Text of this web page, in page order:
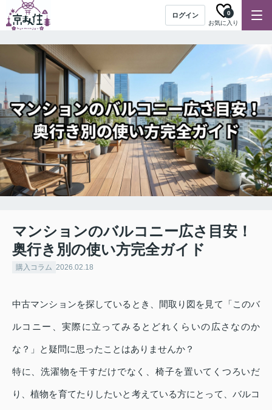
ログイン
お気に入り
0
マンションのバルコニー広さ目安！
奥行き別の使い方完全ガイド
購入コラム 2026.02.18
中古マンションを探しているとき、間取り図を見て「このバ
ルコニー、実際に立ってみるとどれくらいの広さなのか
な？」と疑問に思ったことはありませんか？
特に、洗濯物を干すだけでなく、椅子を置いてくつろいだ
り、植物を育てたりしたいと考えている方にとって、バルコ